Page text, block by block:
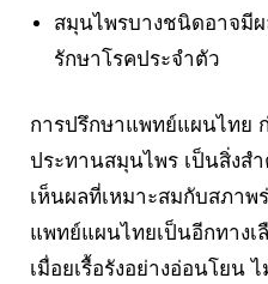
สมุนไพรบางชนิดอาจมี
รักษาโรคประจำตัว
การปรึกษาแพทย์แผนไทย
ประทานสมุนไพร เป็นสิ่งส
เห็นผลที่เหมาะสมกับสภาพ
แพทย์แผนไทยเป็นอีกทางเ
เมื่อยเรื้อรังอย่างอ่อนโยน